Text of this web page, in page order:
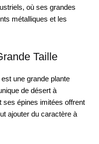
où ses grandes
métalliques et les
Taille
une grande plante
de désert à
ses épines imitées offrent
ajouter du caractère à